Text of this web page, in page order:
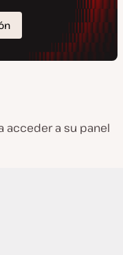
acceder a su panel